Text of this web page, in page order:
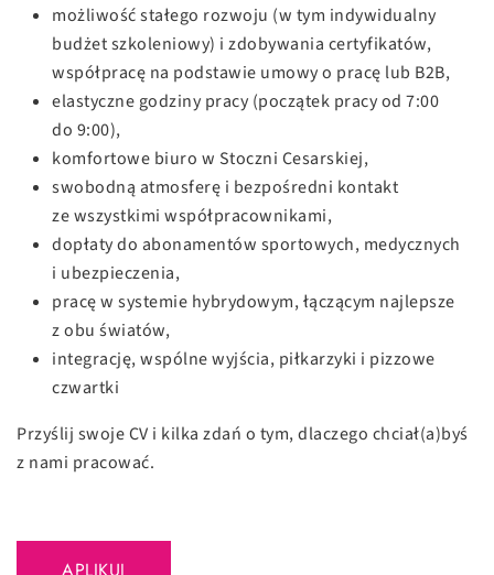
możliwość stałego rozwoju (w tym indywidualny
budżet szkoleniowy) i zdobywania certyfikatów,
współpracę na podstawie umowy o pracę lub B2B,
elastyczne godziny pracy (początek pracy od 7:00
do 9:00),
komfortowe biuro w Stoczni Cesarskiej,
swobodną atmosferę i bezpośredni kontakt
ze wszystkimi współpracownikami,
dopłaty do abonamentów sportowych, medycznych
i ubezpieczenia,
pracę w systemie hybrydowym, łączącym najlepsze
z obu światów,
integrację, wspólne wyjścia, piłkarzyki i pizzowe
czwartki
Przyślij swoje CV i kilka zdań o tym, dlaczego chciał(a)byś
z nami pracować.